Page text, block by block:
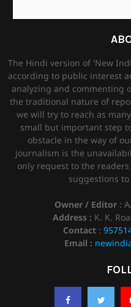
The Hindi version of 'New
according to public interest
analyzing and commenting
the traditional nature of
we will try to reach as
small but important step
obstacle in the way of
journalism is the
only request to the
suggestions
Owner / Editor :
Address : K. K.
Contact :
Email :